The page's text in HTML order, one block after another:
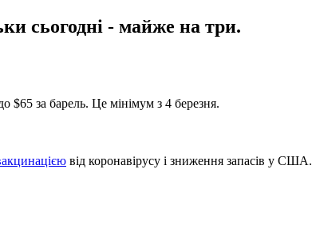
сьогодні - майже на три.
$65 за барель. Це мінімум з 4 березня.
від коронавірусу і зниження запасів у США.